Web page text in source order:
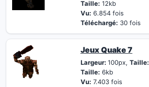
Taille: 12kb
Vu: 6.854 fois
Téléchargé: 30 fois
Jeux Quake 7
Largeur: 100px, Taille:
Taille: 6kb
Vu: 7.403 fois